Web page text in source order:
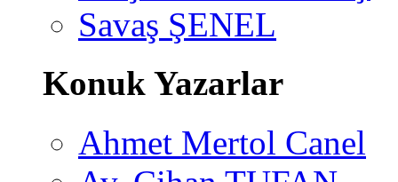
Savaş ŞENEL
Konuk Yazarlar
Ahmet Mertol Canel